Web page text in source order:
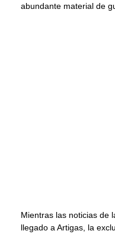
abundante material de
Mientras las noticias de
llegado a Artigas, la